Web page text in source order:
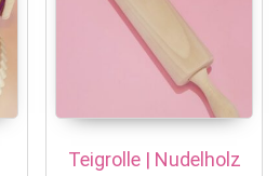
Teigrolle | Nudelholz